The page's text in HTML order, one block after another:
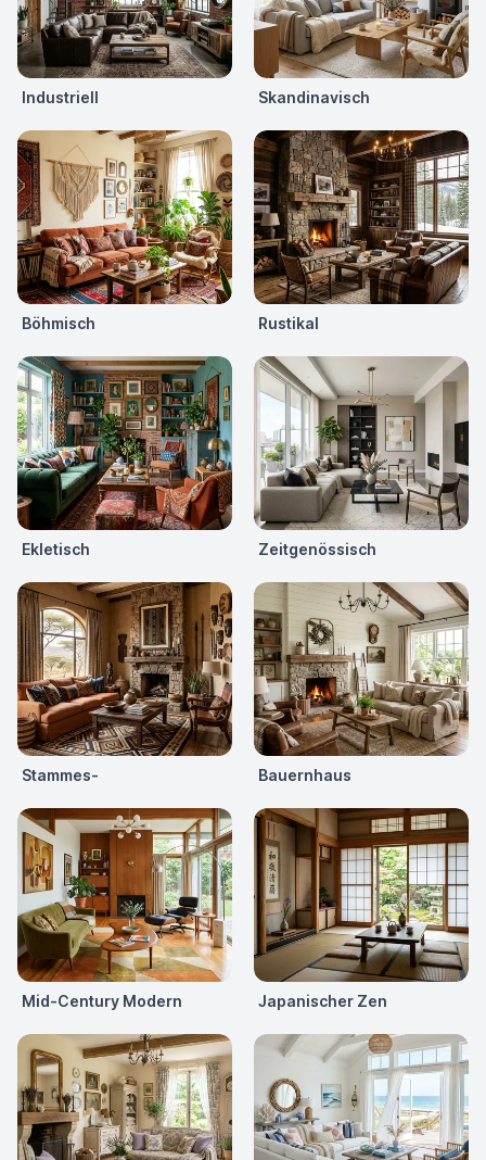
Industriell Skandinavisch
Böhmisch Rustikal
Ekletisch Zeitgenössisch
Stammes- Bauernhaus
Mid-Century Modern Japanischer Zen